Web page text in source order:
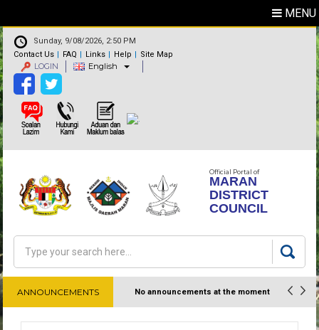
MENU
Sunday, 9/08/2026, 2:50 PM
Contact Us
FAQ Links Help Site Map
LOGIN English
Official Portal of
MARAN
DISTRICT
COUNCIL
Search form
Search
ANNOUNCEMENTS No announcements at the moment